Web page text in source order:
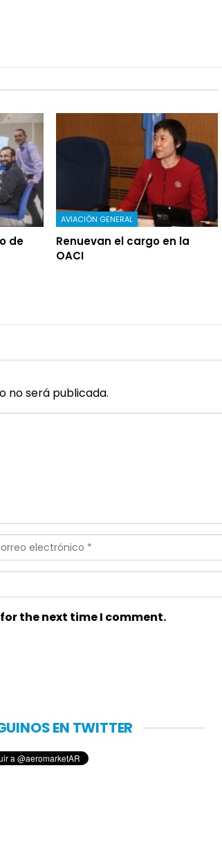
de
AVIACIÓN GENERAL
Renuevan el cargo en la
OACI
no será publicada.
the next time I comment.
EN TWITTER